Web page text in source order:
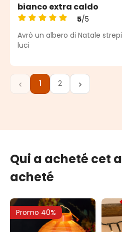
bianco extra caldo
Note moyenne de 5 sur 5
5/5
Avrò un albero di Natale
luci
Page
1 Page
2
Qui a acheté cet
acheté
Promo 40%